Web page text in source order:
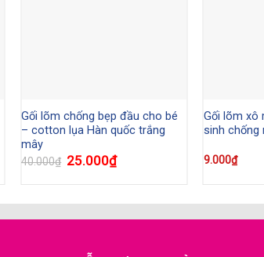
Gối lõm chống bẹp đầu cho bé
– cotton lụa Hàn quốc trắng
mây
40.000₫ 25.000₫
Gối lõm xô
sinh chống
9.000₫